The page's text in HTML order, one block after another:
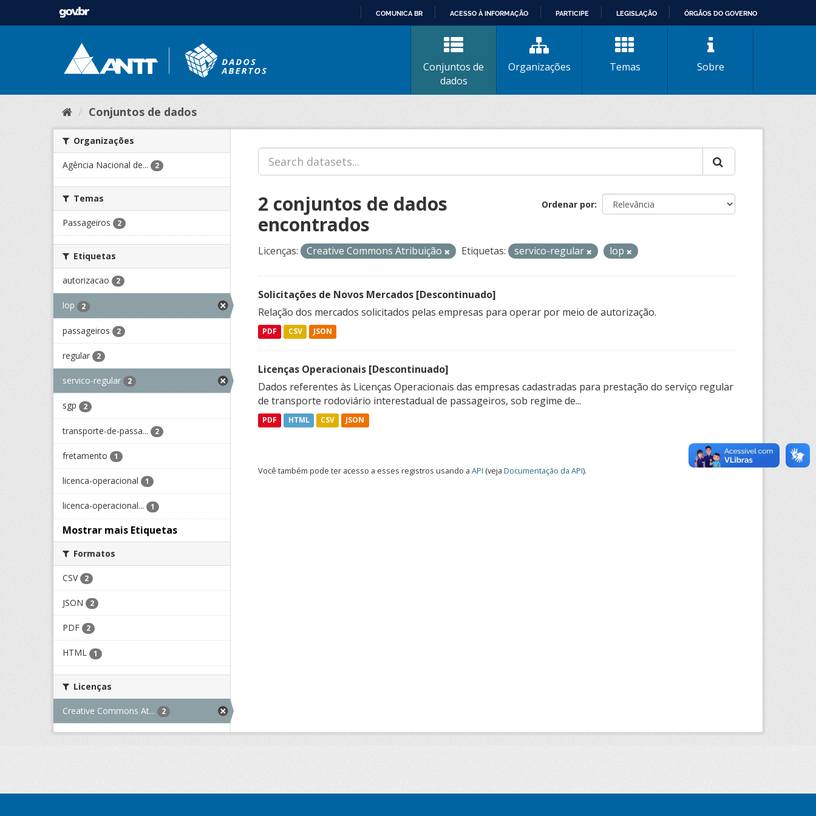
CONTEÚDO
COMUNICA BR ACESSO À INFORMAÇÃO PARTICIPE LEGISLAÇÃO ÓRGÃOS DO GOVERNO
Conjuntos de
dados
Organizações Temas Sobre
Conjuntos de dados
Organizações
Agência Nacional de... 2
Temas
Passageiros 2
Etiquetas
autorizacao 2
lop 2
passageiros 2
regular 2
servico-regular 2
sgp 2
transporte-de-passa... 2
fretamento 1
licenca-operacional 1
licenca-operacional... 1
Mostrar mais Etiquetas
Formatos
CSV 2
JSON 2
PDF 2
HTML 1
Licenças
Creative Commons At... 2
Ordenar por
2 conjuntos de dados
encontrados
Licenças: Creative Commons Atribuição Etiquetas: servico-regular lop
Solicitações de Novos Mercados [Descontinuado]
Relação dos mercados solicitados pelas empresas para operar por meio de autorização.
PDF CSV JSON
Licenças Operacionais [Descontinuado]
Dados referentes às Licenças Operacionais das empresas cadastradas para prestação do serviço regular
de transporte rodoviário interestadual de passageiros, sob regime de...
PDF HTML CSV JSON
Você também pode ter acesso a esses registros usando a API (veja Documentação da API).